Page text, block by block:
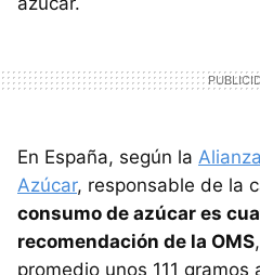
En España, según la
Azúcar, responsable de la
consumo de azúcar es
recomendación de la OMS
promedio unos 111